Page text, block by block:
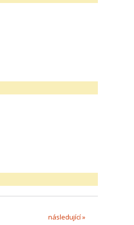
následující »